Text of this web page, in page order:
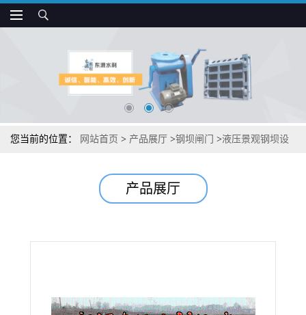
您当前的位置： 网站首页 > 产品展厅 >钢坝闸门 >液压景观钢坝设
产品展厅